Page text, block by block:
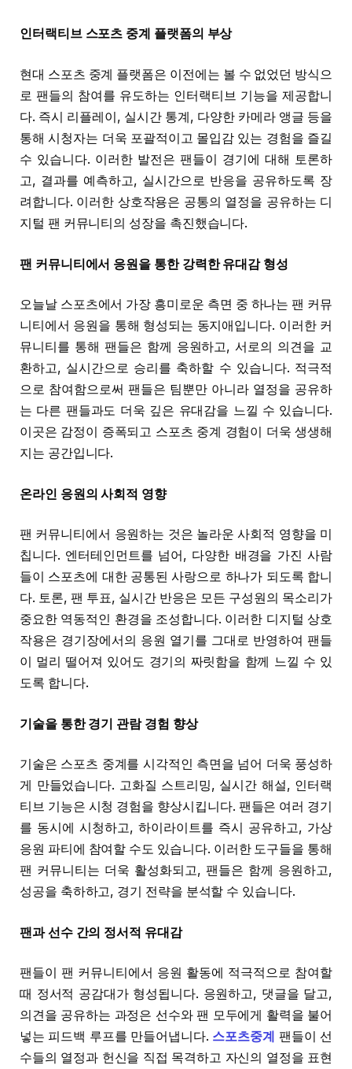
인터랙티브 스포츠 중계 플랫폼의 부상
현대 스포츠 중계 플랫폼은 이전에는 볼 수 없었던 방식으
로 팬들의 참여를 유도하는 인터랙티브 기능을 제공합니
다. 즉시 리플레이, 실시간 통계, 다양한 카메라 앵글 등을
통해 시청자는 더욱 포괄적이고 몰입감 있는 경험을 즐길
수 있습니다. 이러한 발전은 팬들이 경기에 대해 토론하
고, 결과를 예측하고, 실시간으로 반응을 공유하도록 장
려합니다. 이러한 상호작용은 공통의 열정을 공유하는 디
지털 팬 커뮤니티의 성장을 촉진했습니다.
팬 커뮤니티에서 응원을 통한 강력한 유대감 형성
오늘날 스포츠에서 가장 흥미로운 측면 중 하나는 팬 커뮤
니티에서 응원을 통해 형성되는 동지애입니다. 이러한 커
뮤니티를 통해 팬들은 함께 응원하고, 서로의 의견을 교
환하고, 실시간으로 승리를 축하할 수 있습니다. 적극적
으로 참여함으로써 팬들은 팀뿐만 아니라 열정을 공유하
는 다른 팬들과도 더욱 깊은 유대감을 느낄 수 있습니다.
이곳은 감정이 증폭되고 스포츠 중계 경험이 더욱 생생해
지는 공간입니다.
온라인 응원의 사회적 영향
팬 커뮤니티에서 응원하는 것은 놀라운 사회적 영향을 미
칩니다. 엔터테인먼트를 넘어, 다양한 배경을 가진 사람
들이 스포츠에 대한 공통된 사랑으로 하나가 되도록 합니
다. 토론, 팬 투표, 실시간 반응은 모든 구성원의 목소리가
중요한 역동적인 환경을 조성합니다. 이러한 디지털 상호
작용은 경기장에서의 응원 열기를 그대로 반영하여 팬들
이 멀리 떨어져 있어도 경기의 짜릿함을 함께 느낄 수 있
도록 합니다.
기술을 통한 경기 관람 경험 향상
기술은 스포츠 중계를 시각적인 측면을 넘어 더욱 풍성하
게 만들었습니다. 고화질 스트리밍, 실시간 해설, 인터랙
티브 기능은 시청 경험을 향상시킵니다. 팬들은 여러 경기
를 동시에 시청하고, 하이라이트를 즉시 공유하고, 가상
응원 파티에 참여할 수도 있습니다. 이러한 도구들을 통해
팬 커뮤니티는 더욱 활성화되고, 팬들은 함께 응원하고,
성공을 축하하고, 경기 전략을 분석할 수 있습니다.
팬과 선수 간의 정서적 유대감
팬들이 팬 커뮤니티에서 응원 활동에 적극적으로 참여할
때 정서적 공감대가 형성됩니다. 응원하고, 댓글을 달고,
의견을 공유하는 과정은 선수와 팬 모두에게 활력을 불어
넣는 피드백 루프를 만들어냅니다. 스포츠중계
팬들이 선
수들의 열정과 헌신을 직접 목격하고 자신의 열정을 표현